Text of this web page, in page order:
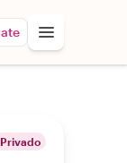
Privado